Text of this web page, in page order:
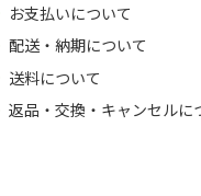
お支払いについて
配送・納期について
送料について
返品・交換・キャンセルに